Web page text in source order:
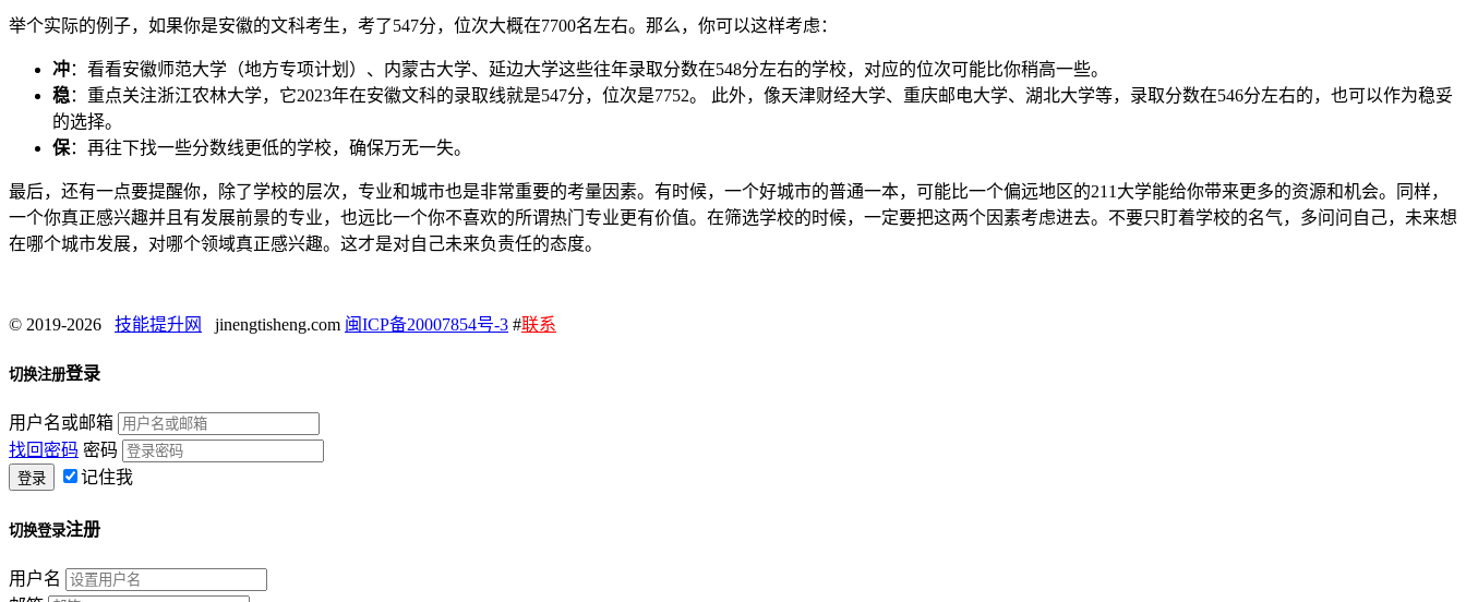
举个实际的例子，如果你是安徽的文科考生，考了547分，位次大概在7700名左右。那么，你可以这样考虑：
冲：看看安徽师范大学（地方专项计划）、内蒙古大学、延边大学这些往年录取分数在548分左右的学校，对应的位次可能比你稍高一些。
稳：重点关注浙江农林大学，它2023年在安徽文科的录取线就是547分，位次是7752。 此外，像天津财经大学、重庆邮电大学、湖北大学等，录取分数在546分左右的，也可以作为稳妥
的选择。
保：再往下找一些分数线更低的学校，确保万无一失。
最后，还有一点要提醒你，除了学校的层次，专业和城市也是非常重要的考量因素。有时候，一个好城市的普通一本，可能比一个偏远地区的211大学能给你带来更多的资源和机会。同样，
一个你真正感兴趣并且有发展前景的专业，也远比一个你不喜欢的所谓热门专业更有价值。在筛选学校的时候，一定要把这两个因素考虑进去。不要只盯着学校的名气，多问问自己，未来想
在哪个城市发展，对哪个领域真正感兴趣。这才是对自己未来负责任的态度。
© 2019-2026 技能提升网 jinengtisheng.com 闽ICP备20007854号-3 #联系
切换注册登录
用户名或邮箱
找回密码 密码
记住我
切换登录注册
用户名